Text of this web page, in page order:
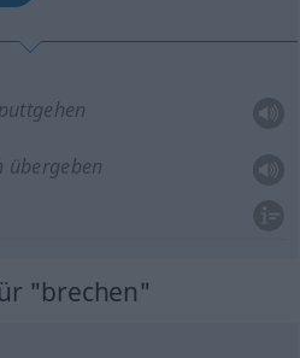
übergeben
"brechen"